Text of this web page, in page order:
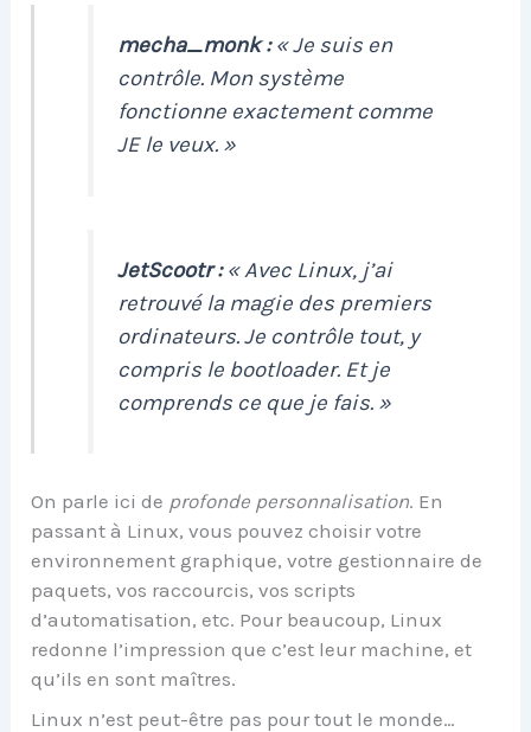
mecha_monk :« Je suis en
contrôle. Mon système
fonctionne exactement comme
JE le veux. »
JetScootr :« Avec Linux, j’ai
retrouvé la magie des premiers
ordinateurs. Je contrôle tout, y
compris le bootloader. Et je
comprends ce que je fais. »
On parle ici de profonde personnalisation. En
passant à Linux, vous pouvez choisir votre
environnement graphique, votre gestionnaire de
paquets, vos raccourcis, vos scripts
d’automatisation, etc. Pour beaucoup, Linux
redonne l’impression que c’est leur machine, et
qu’ils en sont maîtres.
Linux n’est peut-être pas pour tout le monde…